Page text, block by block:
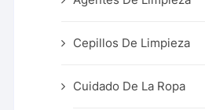
Cepillos De Limpieza
Cuidado De La Ropa